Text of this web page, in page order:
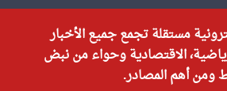
مستقلة تجمع جميع الأخبار
الاقتصادية وحواء من نبض
ومن أهم المصادر.